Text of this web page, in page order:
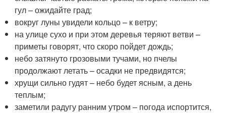
гул – ожидайте град;
вокруг луны увидели кольцо – к ветру;
на улице сухо и при этом деревья теряют ветви –
приметы говорят, что скоро пойдет дождь;
небо затянуто грозовыми тучами, но пчелы
продолжают летать – осадки не предвидятся;
хрущи сильно гудят – небо будет ясным, а день
теплым;
заметили радугу ранним утром – погода испортится,